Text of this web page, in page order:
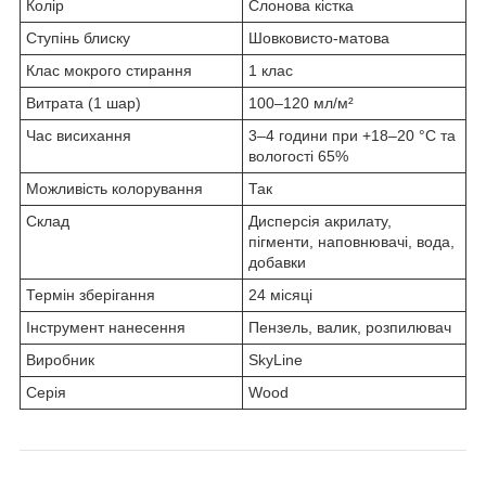
Колір
Слонова кістка
Ступінь блиску
Шовковисто-матова
Клас мокрого стирання
1 клас
Витрата (1 шар)
100–120 мл/м²
Час висихання
3–4 години при +18–20 °C та
вологості 65%
Можливість колорування
Так
Склад
Дисперсія акрилату,
пігменти, наповнювачі, вода,
добавки
Термін зберігання
24 місяці
Інструмент нанесення
Пензель, валик, розпилювач
Виробник
SkyLine
Серія
Wood